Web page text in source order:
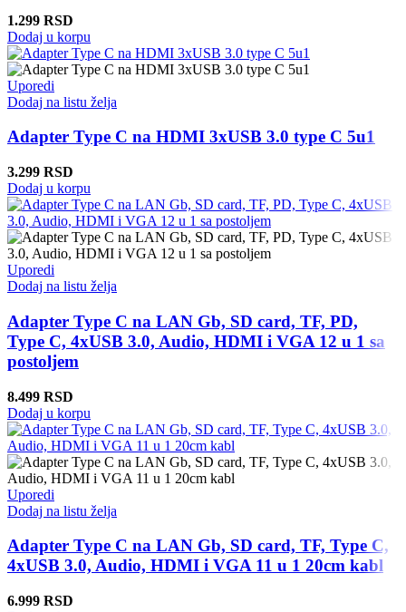
1.299 RSD
Dodaj u korpu
Uporedi
Dodaj na listu želja
Adapter Type C na HDMI 3xUSB 3.0 type C 5u1
3.299 RSD
Dodaj u korpu
Uporedi
Dodaj na listu želja
Adapter Type C na LAN Gb, SD card, TF, PD,
Type C, 4xUSB 3.0, Audio, HDMI i VGA 12 u 1 sa
postoljem
8.499 RSD
Dodaj u korpu
Uporedi
Dodaj na listu želja
Adapter Type C na LAN Gb, SD card, TF, Type C,
4xUSB 3.0, Audio, HDMI i VGA 11 u 1 20cm kabl
6.999 RSD